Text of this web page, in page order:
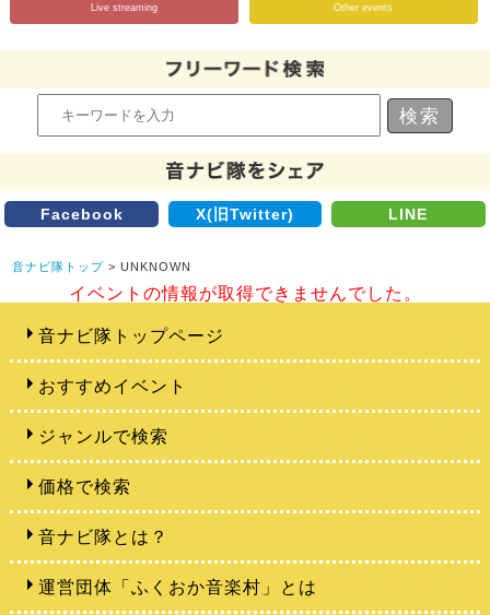
Live streaming Other events
Facebook X(旧Twitter) LINE
音ナビ隊トップ > UNKNOWN
イベントの情報が取得できませんでした。
音ナビ隊トップページ
おすすめイベント
ジャンルで検索
価格で検索
音ナビ隊とは？
運営団体「ふくおか音楽村」とは